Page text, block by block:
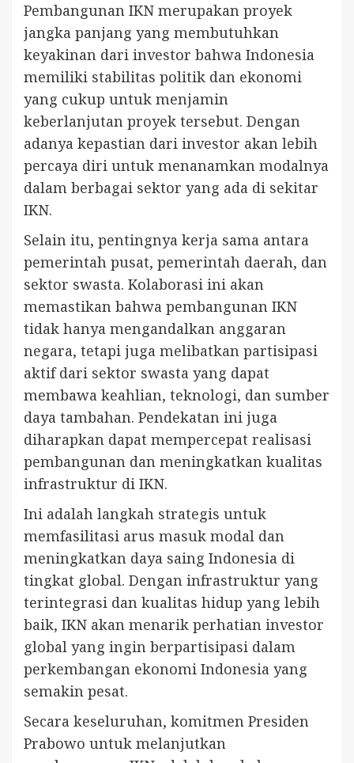
Pembangunan IKN merupakan proyek
jangka panjang yang membutuhkan
keyakinan dari investor bahwa Indonesia
memiliki stabilitas politik dan ekonomi
yang cukup untuk menjamin
keberlanjutan proyek tersebut. Dengan
adanya kepastian dari investor akan lebih
percaya diri untuk menanamkan modalnya
dalam berbagai sektor yang ada di sekitar
IKN.
Selain itu, pentingnya kerja sama antara
pemerintah pusat, pemerintah daerah, dan
sektor swasta. Kolaborasi ini akan
memastikan bahwa pembangunan IKN
tidak hanya mengandalkan anggaran
negara, tetapi juga melibatkan partisipasi
aktif dari sektor swasta yang dapat
membawa keahlian, teknologi, dan sumber
daya tambahan. Pendekatan ini juga
diharapkan dapat mempercepat realisasi
pembangunan dan meningkatkan kualitas
infrastruktur di IKN.
Ini adalah langkah strategis untuk
memfasilitasi arus masuk modal dan
meningkatkan daya saing Indonesia di
tingkat global. Dengan infrastruktur yang
terintegrasi dan kualitas hidup yang lebih
baik, IKN akan menarik perhatian investor
global yang ingin berpartisipasi dalam
perkembangan ekonomi Indonesia yang
semakin pesat.
Secara keseluruhan, komitmen Presiden
Prabowo untuk melanjutkan